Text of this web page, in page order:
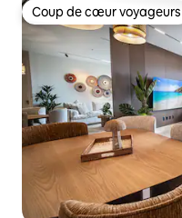
Coup de cœur voyageurs
Coup de cœur voyageurs